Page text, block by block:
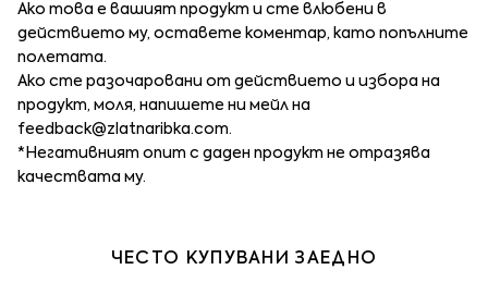
Ако това е вашият продукт и сте влюбени в
действието му, оставете коментар, като попълните
полетата.
Ако сте разочаровани от действието и избора на
продукт, моля, напишете ни мейл на
feedback@zlatnaribka.com.
*Негативният опит с даден продукт не отразява
качествата му.
ЧЕСТО КУПУВАНИ ЗАЕДНО